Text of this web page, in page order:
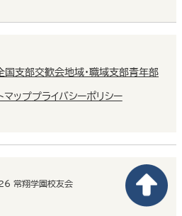
国支部交歓会地域・職域支部青年部
マッププライバシーポリシー
常翔学園校友会